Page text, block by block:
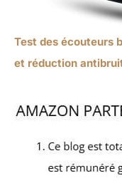
Test des écouteurs
et réduction